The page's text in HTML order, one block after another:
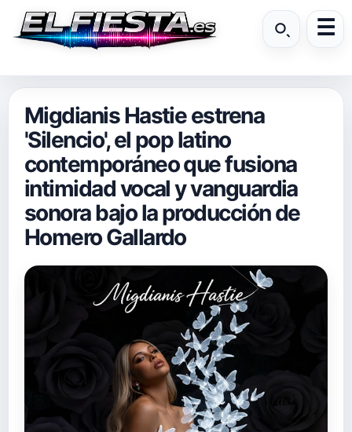
Migdianis Hastie estrena
'Silencio', el pop latino
contemporáneo que fusiona
intimidad vocal y vanguardia
sonora bajo la producción de
Homero Gallardo